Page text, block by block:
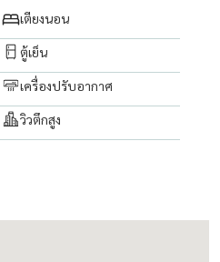
" @ "
อะ ลิฟวิ่งแบงค็อก จำกัด)
เตียงนอน
ตู้เย็น
เครื่องปรับอากาศ
วิวตึกสูง